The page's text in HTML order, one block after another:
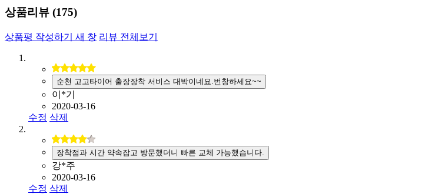
상품리뷰 (175)
상품평 작성하기 새 창 리뷰 전체보기
순천 고고타이어 출장장착 서비스 대박이네요.번창하세요~~
이*기
2020-03-16
수정 삭제
장착점과 시간 약속잡고 방문했더니 빠른 교체 가능했습니다.
강*주
2020-03-16
수정 삭제